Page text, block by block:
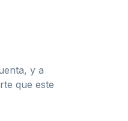
y a
que este